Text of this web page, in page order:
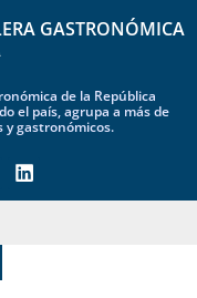
GASTRONÓMICA
de la República
el país, agrupa a más de
y gastronómicos.